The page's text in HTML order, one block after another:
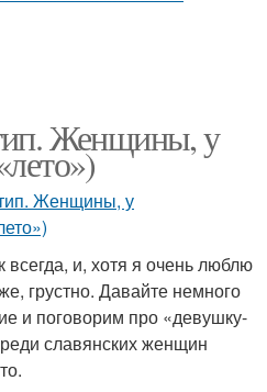
Женщины, у
и, хотя я очень люблю
грустно. Давайте немного
и поговорим про «девушку-
славянских женщин